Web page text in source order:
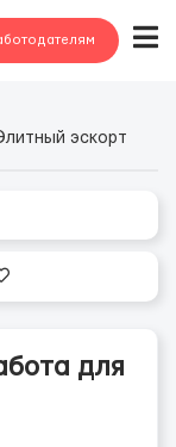
эскорт
для